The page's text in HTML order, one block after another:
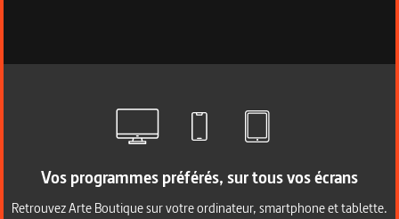
Vos programmes préférés, sur tous vos écrans
Retrouvez Arte Boutique sur votre ordinateur, smartphone et tablette.